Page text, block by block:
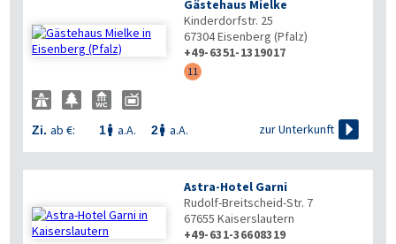
Gästehaus Mielke
Kinderdorfstr. 25
67304Eisenberg (Pfalz)
+49-6351-1319017
11
Zi. ab €: 1 a.A. 2 a.A. zur Unterkunft 
Astra-Hotel Garni
Rudolf-Breitscheid-Str. 7
67655 Kaiserslautern
+49-631-36608319